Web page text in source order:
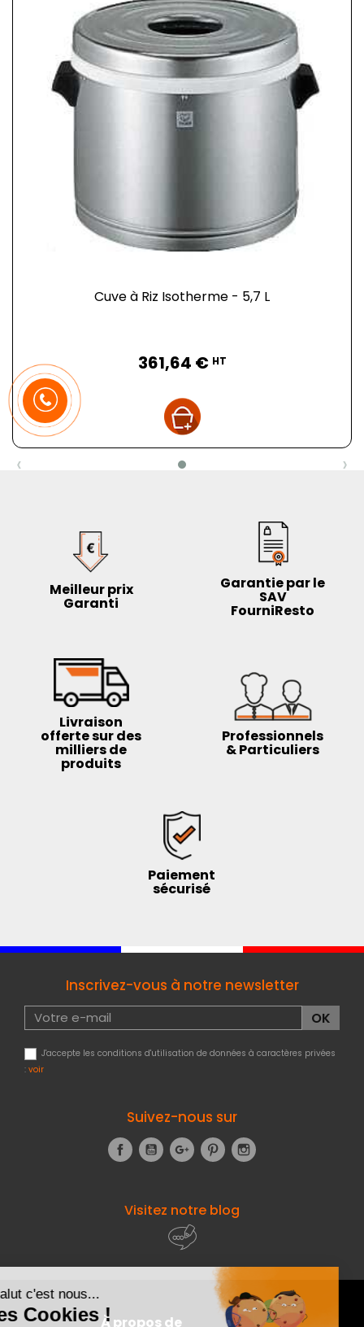
Cuve à Riz Isotherme - 5,7 L
361,64 € HT
‹ ›
Meilleur prix
Garanti
Garantie par le
SAV
FourniResto
Livraison
offerte sur des
milliers de
produits
Professionnels
& Particuliers
Paiement
sécurisé
Inscrivez-vous à notre newsletter
J'accepte les conditions d'utilisation de données à caractères privées
: voir
Suivez-nous sur
FacebookYouTubeGoogle+Pinterest
Visitez notre blog
À propos de